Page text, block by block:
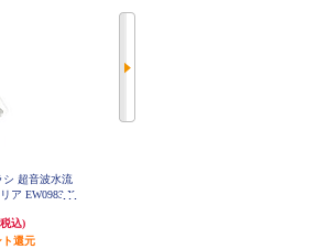
シ 超音波水流
ア EW0983-X
込)
ト還元